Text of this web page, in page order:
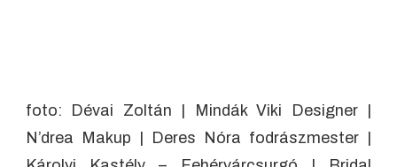
foto: Dévai Zoltán | Mindák Viki Designer |
N’drea Makup | Deres Nóra fodrászmester |